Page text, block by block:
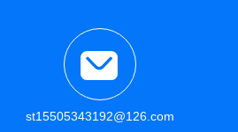
st15505343192@126.com